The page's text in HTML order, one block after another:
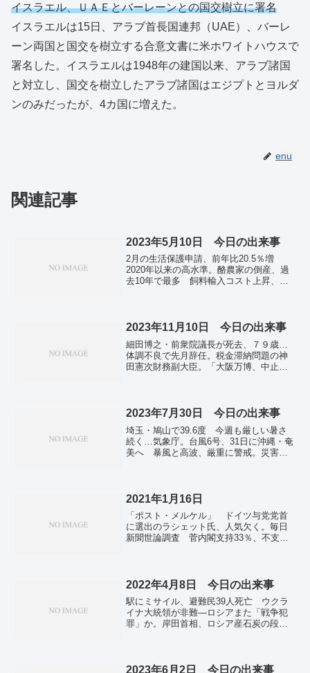
イスラエル、ＵＡＥとバーレーンとの国交樹立に署名
イスラエルは15日、アラブ首長国連邦（UAE）、バーレ
ーン両国と国交を樹立する合意文書に米ホワイトハウスで
署名した。イスラエルは1948年の建国以来、アラブ諸国
と対立し、国交を樹立したアラブ諸国はエジプトとヨルダ
ンのみだったが、4カ国に増えた。
enu
関連記事
2023年5月10日 今日の出来事
2月の生活保護申請、前年比20.5％増
2020年以来の高水準。酪農家の倒産、過
去10年で最多 飼料輸入コスト上昇、価
性も 米債務問題で平行線。
2023年11月10日 今日の出来事
細田博之・前衆院議長が死去、７９歳…
体調不良で先月辞任。税金滞納問題の神
田憲次財務副大臣。「大阪万博、中止で
FRB追加利上げ観測、ドル買いが加速。
道回廊２か所設置…イスラエル「停戦」
はしない意向。
2023年7月30日 今日の出来事
埼玉・鳩山で39.6度 今週も厳しい暑さ
続く…気象庁。台風6号、31日に沖縄・奄
美へ 暴風と高波、厳重に警戒。災害拠
クワ新都心にドローン墜落 1人負傷、ウ
クライナ攻撃か。
2021年1月16日
「ポスト・メルケル」 ドイツ与党党首
に選出のラシェット氏、人気欠く。毎日
新聞世論調査 菅内閣支持33％、不支持
1809人。
2022年4月8日 今日の出来事
駅にミサイル、避難民39人死亡 ウクラ
イナ大統領が非難―ロシアまた「戦争犯
罪」か。岸田首相、ロシア産石炭の段階
400人、制裁対象に」 岸田首相が表明。
2023年6月2日 今日の出来事